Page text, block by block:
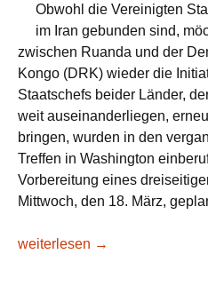
Obwohl die Vereinigten
im Iran gebunden sind,
zwischen Ruanda und der
Kongo (DRK) wieder die
Staatschefs beider Länder,
weit auseinanderliegen,
bringen, wurden in den
Treffen in Washington
Vorbereitung eines
Mittwoch, den 18. März,
DRK–Ruanda: Washington
weiterlesen →